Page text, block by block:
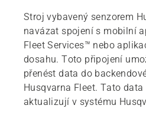
Stroj vybavený senzorem
navázat spojení s mobilní
Fleet Services™ nebo
dosahu. Toto připojení
přenést data do
Husqvarna Fleet. Tato
aktualizují v systému